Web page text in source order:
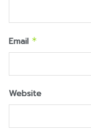
Email *
Website